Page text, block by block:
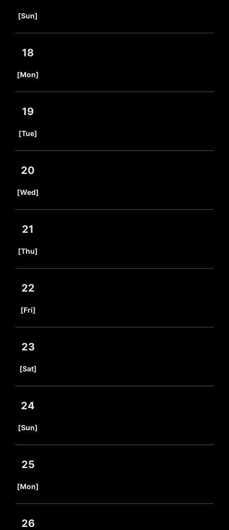
[Sun]
18
[Mon]
19
[Tue]
20
[Wed]
21
[Thu]
22
[Fri]
23
[Sat]
24
[Sun]
25
[Mon]
26